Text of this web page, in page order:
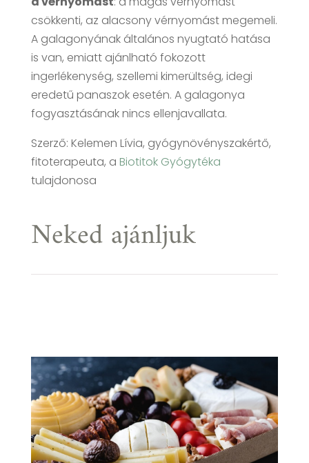
csökkenti, az alacsony vérnyomást megemeli.
A galagonyának általános nyugtató hatása
is van, emiatt ajánlható fokozott
ingerlékenység, szellemi kimerültség, idegi
eredetű panaszok esetén. A galagonya
fogyasztásának nincs ellenjavallata.
Szerző: Kelemen Lívia, gyógynövényszakértő,
fitoterapeuta, a Biotitok Gyógytéka
tulajdonosa
Neked ajánljuk